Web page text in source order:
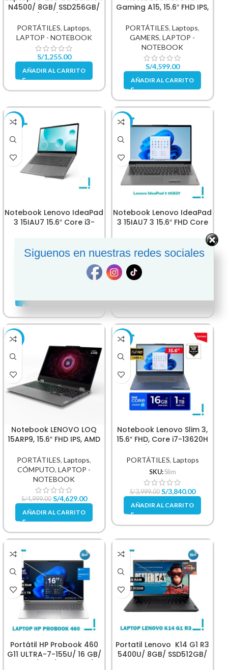
N4500/ 8GB/ SSD256GB/
PORTÁTILES,Laptops,
LAPTOP - NOTEBOOK
S/1,255.00
AÑADIR AL CARRITO
Gaming A15, 15.6″ FHD IPS,
GB DDR5
PORTÁTILES,Laptops,
GAMERS,LAPTOP -
NOTEBOOK
S/4,599.00
AÑADIR AL CARRITO
-26%
Notebook Lenovo IdeaPad
3 15IAU7 15.6″ Core i3-
CÓMPUTO
-10%
Notebook Lenovo IdeaPad
3 15IAU7 3 15.6″ FHD Core
NOTEBOOK
-7%
Notebook LENOVO LOQ
15ARP9, 15.6″ FHD IPS, AMD
PORTÁTILES,Laptops,
CÓMPUTO,LAPTOP -
NOTEBOOK
S/4,999.00 S/4,629.00
AÑADIR AL CARRITO
-4%
Notebook Lenovo Slim 3,
15.6″ FHD, Core i7-13620H
PORTÁTILES, Laptops
SKU:Slim
S/3,999.00 S/3,840.00
AÑADIR AL CARRITO
Portátil HP Probook 460
G11 ULTRA-7-155U/ 16 GB/
Portatil Lenovo K14 G1 R3
5400U/ 8GB/ SSD512GB/
Siguenos en nuestras redes sociales